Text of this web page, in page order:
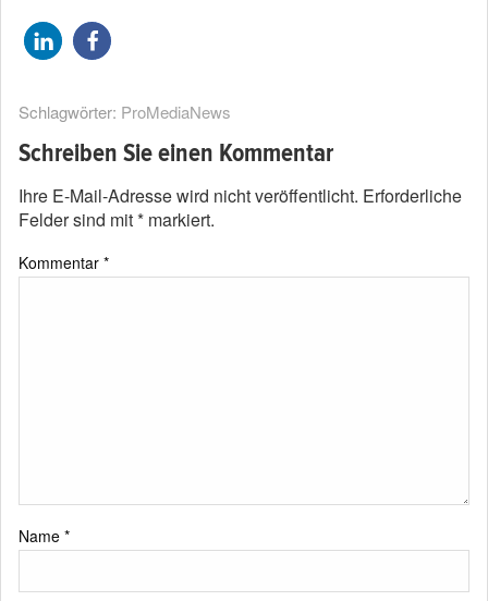
Schlagwörter: ProMediaNews
Schreiben Sie einen Kommentar
Ihre E-Mail-Adresse wird nicht veröffentlicht. Erforderliche
Felder sind mit* markiert.
Kommentar *
Name *